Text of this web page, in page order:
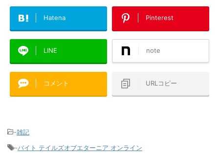
Hatena Pinterest
LINE note
コメント URLコピー
-雑記
-バイト テイルズオブエターニア オンライン